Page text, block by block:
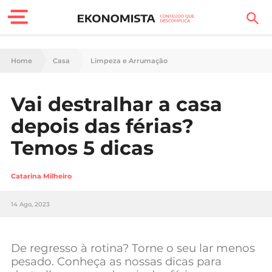
Finanças Pessoais
Carreira
Casa
Lifestyle
Sociedade
Negócios
Home Casa Limpeza e Arrumação
Vai destralhar a casa
depois das férias?
Temos 5 dicas
Catarina Milheiro
14 Ago, 2023
De regresso à rotina? Torne o seu lar menos
pesado. Conheça as nossas dicas para